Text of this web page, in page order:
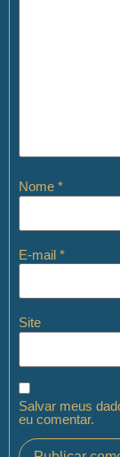
Nome *
E-mail *
Site
Salvar meus
eu comentar.